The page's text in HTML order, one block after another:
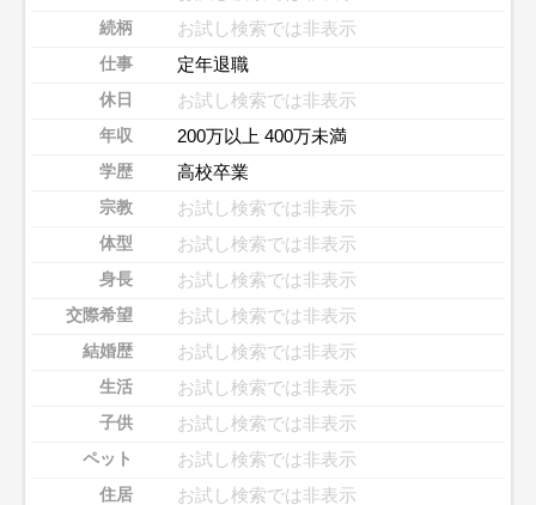
続柄 お試し検索では非表示
仕事 定年退職
休日 お試し検索では非表示
年収 200万以上 400万未満
学歴 高校卒業
宗教 お試し検索では非表示
体型 お試し検索では非表示
身長 お試し検索では非表示
交際希望 お試し検索では非表示
結婚歴 お試し検索では非表示
生活 お試し検索では非表示
子供 お試し検索では非表示
ペット お試し検索では非表示
住居 お試し検索では非表示